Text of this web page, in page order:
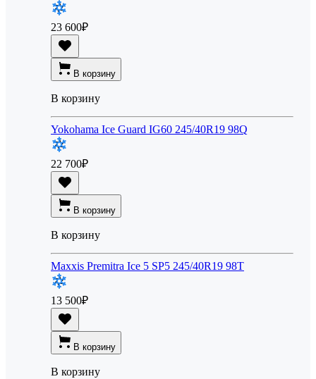
23 600₽
В корзину
В корзину
Yokohama Ice Guard IG60 245/40R19 98Q
22 700₽
В корзину
В корзину
Maxxis Premitra Ice 5 SP5 245/40R19 98T
13 500₽
В корзину
В корзину